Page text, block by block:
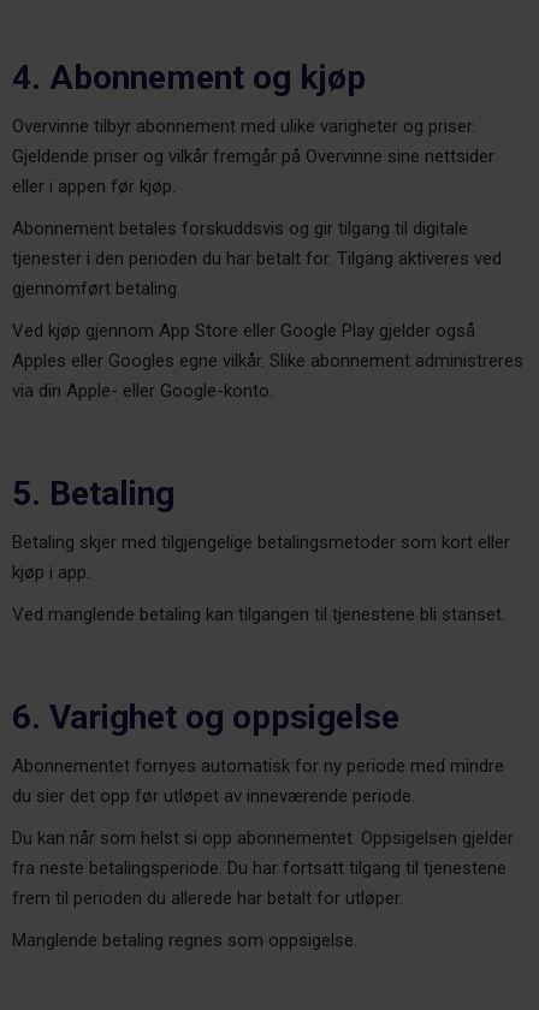
4. Abonnement og kjøp
Overvinne tilbyr abonnement med ulike varigheter og priser.
Gjeldende priser og vilkår fremgår på Overvinne sine nettsider
eller i appen før kjøp.
Abonnement betales forskuddsvis og gir tilgang til digitale
tjenester i den perioden du har betalt for. Tilgang aktiveres ved
gjennomført betaling.
Ved kjøp gjennom App Store eller Google Play gjelder også
Apples eller Googles egne vilkår. Slike abonnement administreres
via din Apple- eller Google-konto.
5. Betaling
Betaling skjer med tilgjengelige betalingsmetoder som kort eller
kjøp i app.
Ved manglende betaling kan tilgangen til tjenestene bli stanset.
6. Varighet og oppsigelse
Abonnementet fornyes automatisk for ny periode med mindre
du sier det opp før utløpet av inneværende periode.
Du kan når som helst si opp abonnementet. Oppsigelsen gjelder
fra neste betalingsperiode. Du har fortsatt tilgang til tjenestene
frem til perioden du allerede har betalt for utløper.
Manglende betaling regnes som oppsigelse.